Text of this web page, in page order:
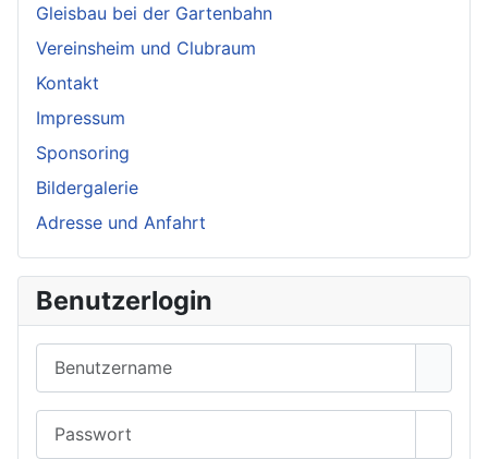
Gleisbau bei der Gartenbahn
Vereinsheim und Clubraum
Kontakt
Impressum
Sponsoring
Bildergalerie
Adresse und Anfahrt
Benutzerlogin